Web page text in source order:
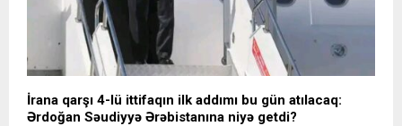
İrana qarşı 4-lü ittifaqın ilk addımı bu gün atılacaq:
Ərdoğan Səudiyyə Ərəbistanına niyə getdi?